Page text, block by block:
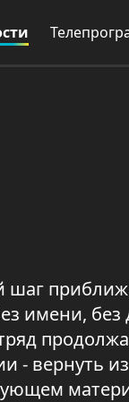
шаг
имени, без
- вернуть